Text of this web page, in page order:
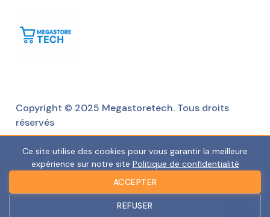
Copyright © 2025 Megastoretech. Tous droits
réservés
Ce site utilise des cookies pour vous garantir la meilleure
expérience sur notre site Politique de confidentialité
ACCEPTER
REFUSER